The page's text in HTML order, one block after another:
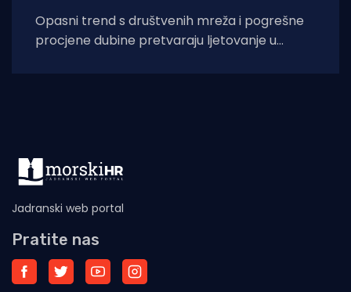
Opasni trend s društvenih mreža i pogrešne
procjene dubine pretvaraju ljetovanje u
Jadranski web portal
Pratite nas